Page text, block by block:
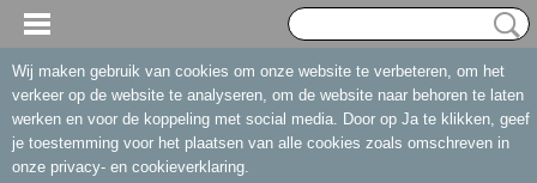
Wij maken gebruik van cookies om onze website te verbeteren, om het
verkeer op de website te analyseren, om de website naar behoren te laten
werken en voor de koppeling met social media. Door op Ja te klikken, geef
je toestemming voor het plaatsen van alle cookies zoals omschreven in
onze privacy- en cookieverklaring.